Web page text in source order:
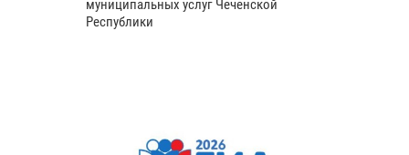
муниципальных услуг Чеченской
Республики